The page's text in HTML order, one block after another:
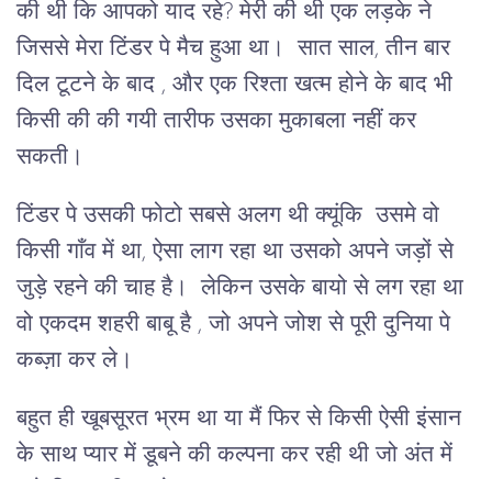
की थी कि आपको याद रहे? मेरी की थी एक लड़के ने
जिससे मेरा टिंडर पे मैच हुआ था। सात साल, तीन बार
दिल टूटने के बाद , और एक रिश्ता खत्म होने के बाद भी
किसी की की गयी तारीफ उसका मुकाबला नहीं कर
सकती।
टिंडर पे उसकी फोटो सबसे अलग थी क्यूंकि उसमे वो
किसी गाँव में था, ऐसा लाग रहा था उसको अपने जड़ों से
जुड़े रहने की चाह है। लेकिन उसके बायो से लग रहा था
वो एकदम शहरी बाबू है , जो अपने जोश से पूरी दुनिया पे
कब्ज़ा कर ले।
बहुत ही खूबसूरत भ्रम था या मैं फिर से किसी ऐसी इंसान
के साथ प्यार में डूबने की कल्पना कर रही थी जो अंत में